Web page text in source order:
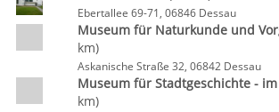
Ebertallee 69-71, 06846 Dessau
Museum für Naturkunde und
km)
Askanische Straße 32, 06842 Dessau
Museum für Stadtgeschichte -
km)